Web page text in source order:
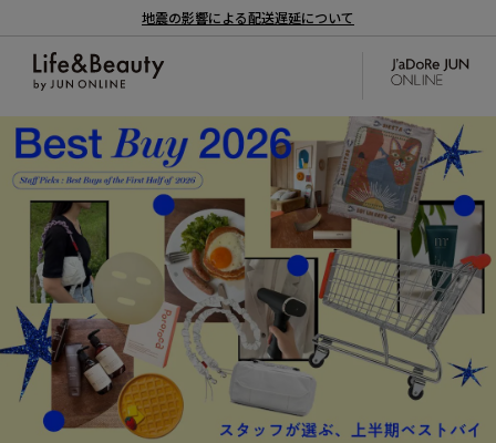
地震の影響による配送遅延について